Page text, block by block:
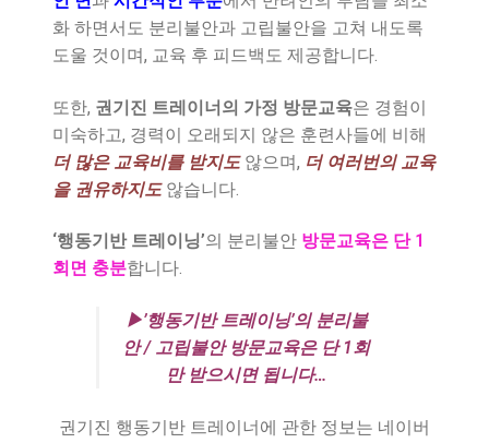
화 하면서도 분리불안과 고립불안을 고쳐 내도록
도울 것이며, 교육 후 피드백도 제공합니다.
또한, 권기진 트레이너의 가정 방문교육은 경험이
미숙하고, 경력이 오래되지 않은 훈련사들에 비해
더 많은 교육비를 받지도않으며, 더 여러번의 교육
을 권유하지도않습니다.
‘행동기반 트레이닝’의 분리불안 방문교육은 단 1
회면 충분합니다.
▶’행동기반 트레이닝’의 분리불
안 / 고립불안 방문교육은 단 1회
만 받으시면 됩니다…
권기진 행동기반 트레이너에 관한 정보는 네이버